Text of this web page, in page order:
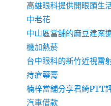
高雄眼科提供開眼頭生
中老花
中山區當舖的麻豆建案
機加熱菸
台中眼科的新竹近視雷
痔瘡藥膏
楠梓當舖分享君綺PTT
汽車借款